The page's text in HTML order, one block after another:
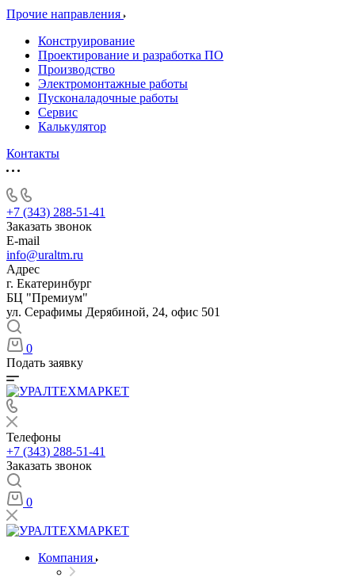
Прочие направления
Конструирование
Проектирование и разработка ПО
Производство
Электромонтажные работы
Пусконаладочные работы
Сервис
Калькулятор
Контакты
+7 (343) 288-51-41
Заказать звонок
E-mail
info@uraltm.ru
Адрес
г. Екатеринбург
БЦ "Премиум"
ул. Серафимы Дерябиной, 24, офис 501
0
Подать заявку
Телефоны
+7 (343) 288-51-41
Заказать звонок
0
Компания